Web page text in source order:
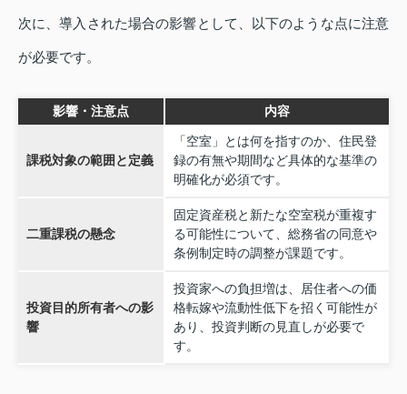
次に、導入された場合の影響として、以下のような点に注意
が必要です。
影響・注意点 内容
課税対象の範囲と定義
「空室」とは何を指すのか、住民登
録の有無や期間など具体的な基準の
明確化が必須です。
二重課税の懸念
固定資産税と新たな空室税が重複す
る可能性について、総務省の同意や
条例制定時の調整が課題です。
投資目的所有者への影
響
投資家への負担増は、居住者への価
格転嫁や流動性低下を招く可能性が
あり、投資判断の見直しが必要で
す。